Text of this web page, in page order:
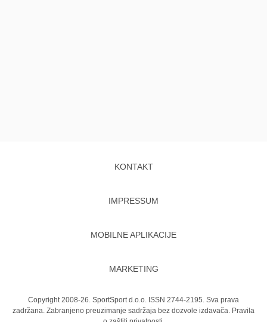
KONTAKT
IMPRESSUM
MOBILNE APLIKACIJE
MARKETING
Copyright 2008-26. SportSport d.o.o. ISSN 2744-2195. Sva prava
zadržana. Zabranjeno preuzimanje sadržaja bez dozvole izdavača. Pravila